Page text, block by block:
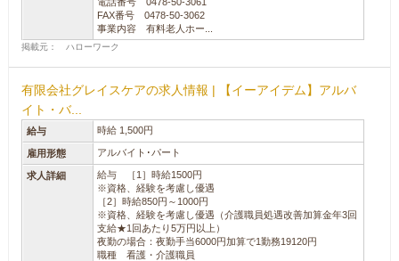
FAX番号 0478-50-3062
事業内容 有料老人ホー...
掲載元： ハローワーク
有限会社グレイスケアの求人情報 | 【イーアイデム】アルバ
イト・バ...
給与 時給 1,500円
雇用形態 アルバイト･パート
求人詳細
給与 ［1］時給1500円
※資格、経験を考慮し優遇
［2］時給850円～1000円
※資格、経験を考慮し優遇（介護職員処遇改善加算金年3回
支給★1回あたり5万円以上）
夜勤の場合：夜勤手当6000円加算で1勤務19120円
職種 看護・介護職員